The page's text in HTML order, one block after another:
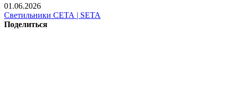
01.06.2026
Светильники СЕТА | SETA
Поделиться